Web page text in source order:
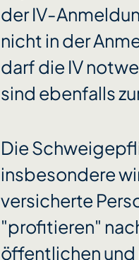
der IV-
nicht in der
darf die IV
sind ebenfalls
Die
insbesondere
versicherte
"profitieren"
öffentlichen